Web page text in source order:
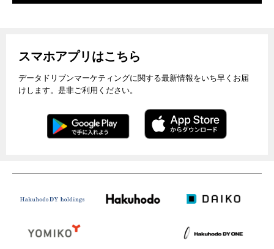
スマホアプリはこちら
データドリブンマーケティングに関する最新情報をいち早くお届
けします。是非ご利用ください。